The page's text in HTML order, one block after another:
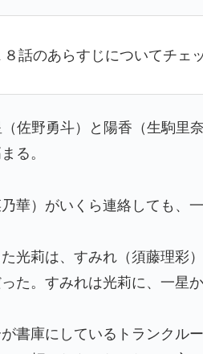
８話のあらすじについてチェ
佐野勇斗）と陽香（生駒里
る。
華）がいくら連絡しても、
光莉は、すみれ（須藤理彩
た。すみれは光莉に、一星
書庫にしているトランクル